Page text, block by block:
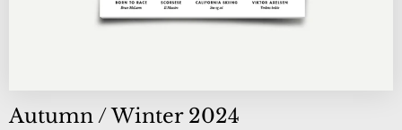
Autumn / Winter 2024